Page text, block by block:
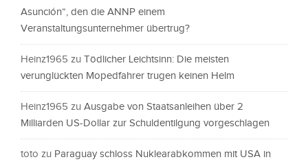
Asunción“, den die ANNP einem
Veranstaltungsunternehmer übertrug?
Heinz1965 zu Tödlicher Leichtsinn: Die meisten
verunglückten Mopedfahrer trugen keinen Helm
Heinz1965 zu Ausgabe von Staatsanleihen über 2
Milliarden US-Dollar zur Schuldentilgung vorgeschlagen
toto zu Paraguay schloss Nuklearabkommen mit USA in